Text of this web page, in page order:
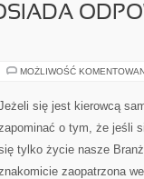
MOŻLIWOŚĆ
się jest kierowcą
o tym, że jeśli
tylko życie nasze
zaopatrzona